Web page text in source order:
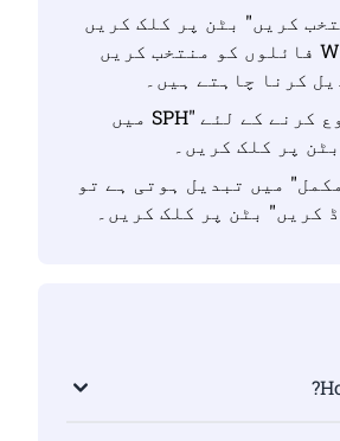
کریں" بٹن پر کلک کریں
اور اپنی WMV فائلوں کو منتخب کریں
کرنا چاہتے ہیں۔
2. تبدیلی شروع کرنے کے لئے "SPH میں
پر کلک کریں۔
میں تبدیل ہوتی ہے تو